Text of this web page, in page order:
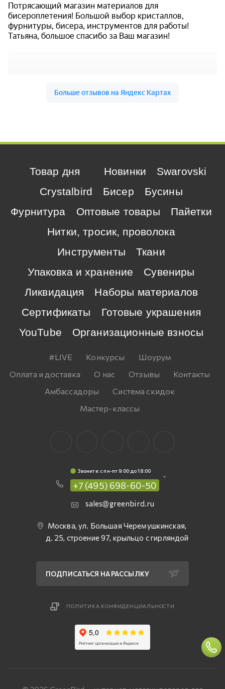
Товар дня Новинки
Swarovski
Crystalbird
Бисер
Бусины
Фурнитура
Оптовые товары
Пайетки
Нитки, тросик, проволока
Инструменты
Ткани
Упаковка и хранение
Сувениры
Ликвидация
Наборы материалов
Сертификаты
Готовые украшения
YouTube
Организационные взносы
#LIVE Конкурсы
Шоурум
Оплата и доставка
О нас Отзывы
Контакты
Амбассадоры
Система скидок
Мастер-классы
Звоните: c пн-пт 9:00 до 18:00
+7 (495) 698-60-50
sales@greenbird.ru
Москва, ул. Большая Черемушкинская,
д. 25, строение 97, крыльцо с гирляндой
ПОДПИСАТЬСЯ НА РАССЫЛКУ
ПОЛИТИКА КОНФИДЕНЦИАЛЬНОСТИ